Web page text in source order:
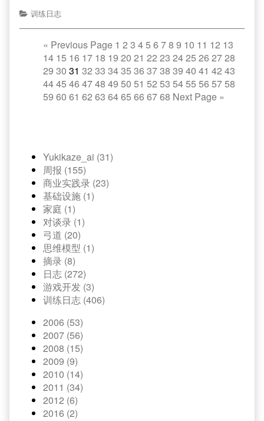
训练日志
« Previous Page 1 2 3 45 6 78 9 10 11 12 13
14 15 16 17 18 19 20 21 22 23 2425 26 2728
29 30 31 32 33 3435 36 3738 39 40 41 42 43
4445 46 4748 49 50 51 52 53 5455 56 5758
59 60 61 62 63 6465 66 6768 Next Page »
Yukikaze_ai (31)
周报 (155)
商业实践录 (23)
基础设施 (1)
家庭 (1)
对谈录 (1)
弓道 (20)
思维模型 (1)
摘录 (8)
日志 (272)
游戏开发 (3)
训练日志 (406)
2006 (53)
2007 (56)
2008 (15)
2009 (9)
2010 (14)
2011 (34)
2012 (6)
2016 (2)